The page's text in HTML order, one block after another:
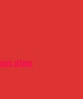
intens